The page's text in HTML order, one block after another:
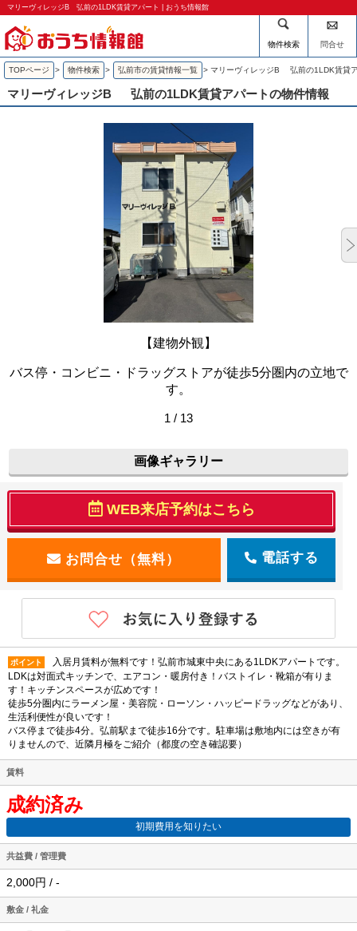
マリーヴィレッジB 弘前の1LDK賃貸アパート | おうち情報館
物件検索 問合せ
TOPページ > 物件検索 > 弘前市の賃貸情報一覧 > マリーヴィレッジB 弘前の1LDK賃貸
マリーヴィレッジB 弘前の1LDK賃貸アパートの物件情報
【建物外観】
バス停・コンビニ・ドラッグストアが徒歩5分圏内の立地で
す。
1 / 13
画像ギャラリー
WEB来店予約はこちら
電話する
ポイント
入居月賃料が無料です！弘前市城東中央にある1LDKアパートです。
LDKは対面式キッチンで、エアコン・暖房付き！バストイレ・靴箱が有りま
す！キッチンスペースが広めです！
徒歩5分圏内にラーメン屋・美容院・ローソン・ハッピードラッグなどがあり、
生活利便性が良いです！
バス停まで徒歩4分。弘前駅まで徒歩16分です。駐車場は敷地内には空きが有
りませんので、近隣月極をご紹介（都度の空き確認要）
賃料
成約済み
初期費用を知りたい
共益費 / 管理費
2,000円 / -
敷金 / 礼金